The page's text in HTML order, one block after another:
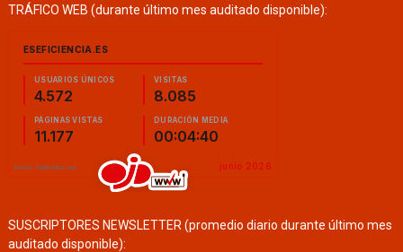
TRÁFICO WEB (durante último mes auditado disponible):
SUSCRIPTORES NEWSLETTER (promedio diario durante último mes
auditado disponible):